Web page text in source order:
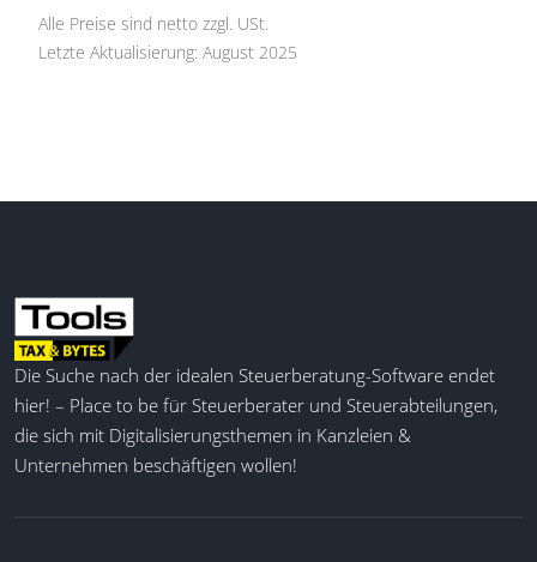
Alle Preise sind netto zzgl. USt.
Letzte Aktualisierung: August 2025
Die Suche nach der idealen Steuerberatung-Software endet
hier! – Place to be für Steuerberater und Steuerabteilungen,
die sich mit Digitalisierungsthemen in Kanzleien &
Unternehmen beschäftigen wollen!